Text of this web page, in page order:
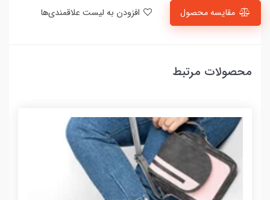
مقایسه محصول
محصولات مرتبط